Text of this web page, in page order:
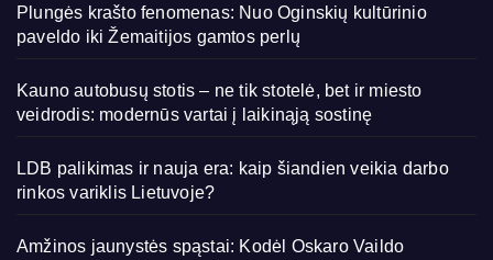
Plungės krašto fenomenas: Nuo Oginskių kultūrinio
paveldo iki Žemaitijos gamtos perlų
Kauno autobusų stotis – ne tik stotelė, bet ir miesto
veidrodis: modernūs vartai į laikinąją sostinę
LDB palikimas ir nauja era: kaip šiandien veikia darbo
rinkos variklis Lietuvoje?
Amžinos jaunystės spąstai: Kodėl Oskaro Vaildo